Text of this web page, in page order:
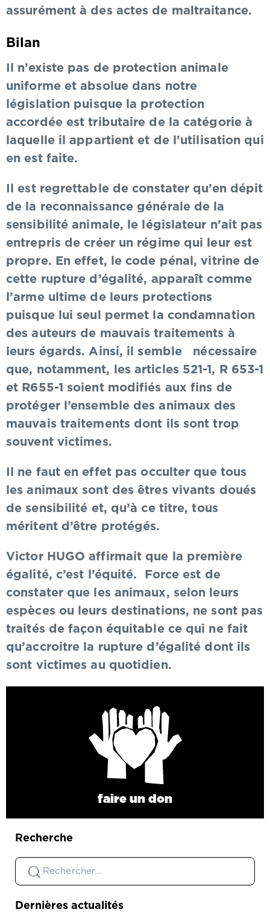
assurément à des actes de maltraitance.
Bilan
Il n’existe pas de protection animale
uniforme et absolue dans notre
législation puisque la protection
accordée est tributaire de la catégorie à
laquelle il appartient et de l’utilisation qui
en est faite.
Il est regrettable de constater qu’en dépit
de la reconnaissance générale de la
sensibilité animale, le législateur n’ait pas
entrepris de créer un régime qui leur est
propre. En effet, le code pénal, vitrine de
cette rupture d’égalité, apparaît comme
l’arme ultime de leurs protections
puisque lui seul permet la condamnation
des auteurs de mauvais traitements à
leurs égards. Ainsi, il semble nécessaire
que, notamment, les articles 521-1, R 653-1
et R655-1 soient modifiés aux fins de
protéger l’ensemble des animaux des
mauvais traitements dont ils sont trop
souvent victimes.
Il ne faut en effet pas occulter que tous
les animaux sont des êtres vivants doués
de sensibilité et, qu’à ce titre, tous
méritent d’être protégés.
Victor HUGO affirmait que la première
égalité, c’est l’équité. Force est de
constater que les animaux, selon leurs
espèces ou leurs destinations, ne sont pas
traités de façon équitable ce qui ne fait
qu’accroitre la rupture d’égalité dont ils
sont victimes au quotidien.
faire un don
Recherche
Dernières actualités